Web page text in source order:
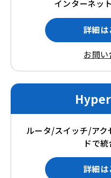
インターネッ
詳細は
お問い
ルータ/スイッチ/アク
ドで
詳細は